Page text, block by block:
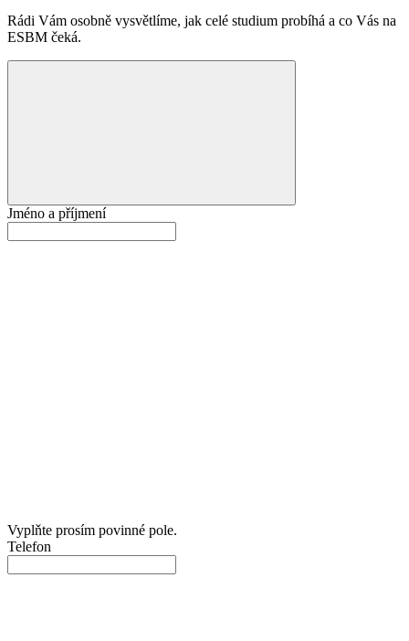
Rádi Vám osobně vysvětlíme, jak celé studium probíhá a co Vás na
ESBM čeká.
Jméno a příjmení
Vyplňte prosím povinné pole.
Telefon